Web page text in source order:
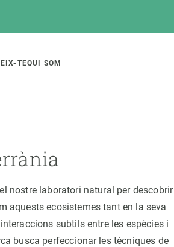
TEQUI SOM
nostre laboratori natural per descobrir
aquests ecosistemes tant en la seva
subtils entre les espècies i
busca perfeccionar les tècniques de
Innovació